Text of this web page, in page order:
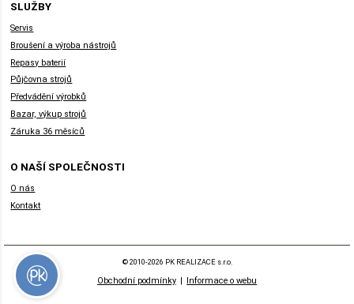
SLUŽBY
Servis
Broušení a výroba nástrojů
Repasy baterií
Půjčovna strojů
Předvádění výrobků
Bazar, výkup strojů
Záruka 36 měsíců
O NAŠÍ SPOLEČNOSTI
O nás
Kontakt
© 2010-2026 PK REALIZACE s.r.o.
Obchodní podmínky Informace o webu